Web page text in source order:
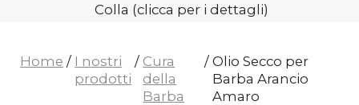
Colla (clicca per i dettagli)
Home / I nostri
prodotti
/ Cura
della
Barba
/Olio Secco per
Barba Arancio
Amaro